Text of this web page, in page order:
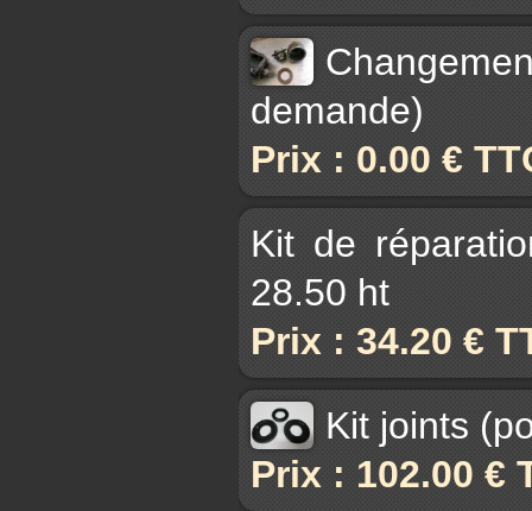
demande)
Prix : 0.00 €
Kit de
28.50 ht
Prix : 34.20 €
Kit joints
Prix : 102.00 €